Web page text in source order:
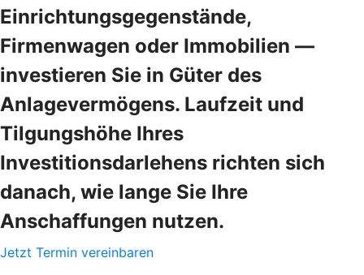
Einrichtungsgegenstände,
Firmenwagen oder Immobilien —
investieren Sie in Güter des
Anlagevermögens. Laufzeit und
Tilgungshöhe Ihres
Investitionsdarlehens richten sich
danach, wie lange Sie Ihre
Anschaffungen nutzen.
Jetzt Termin vereinbaren